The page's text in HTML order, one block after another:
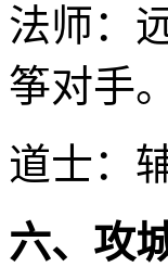
法师：
筝对手。
道士：
六、攻